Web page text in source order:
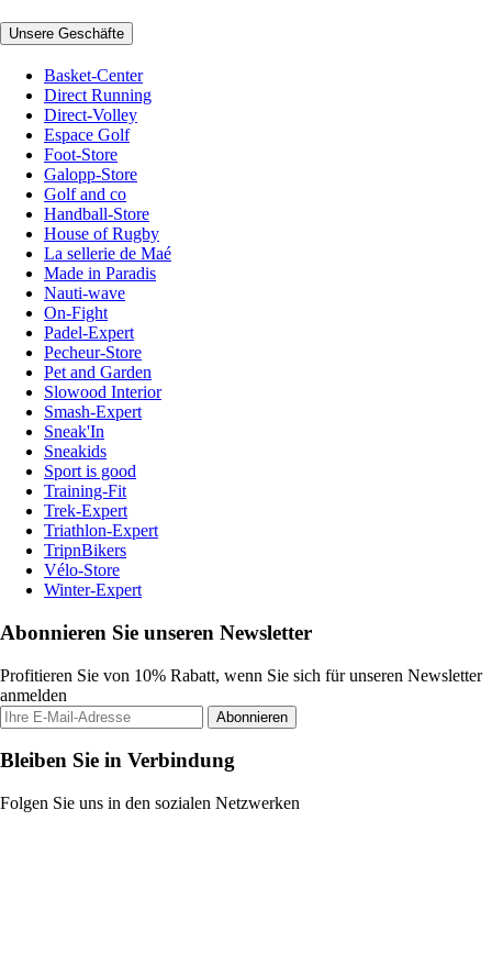
Unsere Geschäfte
Basket-Center
Direct Running
Direct-Volley
Espace Golf
Foot-Store
Galopp-Store
Golf and co
Handball-Store
House of Rugby
La sellerie de Maé
Made in Paradis
Nauti-wave
On-Fight
Padel-Expert
Pecheur-Store
Pet and Garden
Slowood Interior
Smash-Expert
Sneak'In
Sneakids
Sport is good
Training-Fit
Trek-Expert
Triathlon-Expert
TripnBikers
Vélo-Store
Winter-Expert
Abonnieren Sie unseren Newsletter
Profitieren Sie von 10% Rabatt, wenn Sie sich für unseren Newsletter
anmelden
Abonnieren
Bleiben Sie in Verbindung
Folgen Sie uns in den sozialen Netzwerken